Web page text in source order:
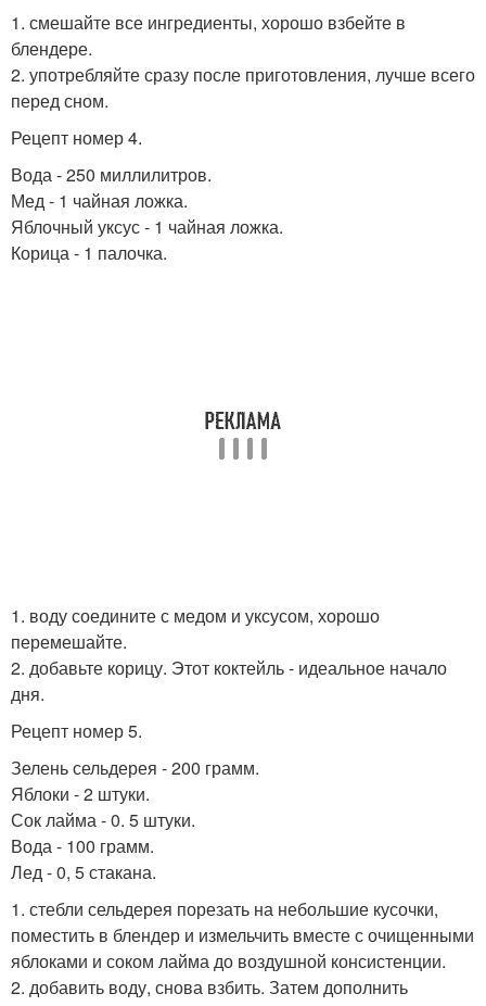
1. смешайте все ингредиенты, хорошо взбейте в
блендере.
2. употребляйте сразу после приготовления, лучше всего
перед сном.
Рецепт номер 4.
Вода - 250 миллилитров.
Мед - 1 чайная ложка.
Яблочный уксус - 1 чайная ложка.
Корица - 1 палочка.
1. воду соедините с медом и уксусом, хорошо
перемешайте.
2. добавьте корицу. Этот коктейль - идеальное начало
дня.
Рецепт номер 5.
Зелень сельдерея - 200 грамм.
Яблоки - 2 штуки.
Сок лайма - 0. 5 штуки.
Вода - 100 грамм.
Лед - 0, 5 стакана.
1. стебли сельдерея порезать на небольшие кусочки,
поместить в блендер и измельчить вместе с очищенными
яблоками и соком лайма до воздушной консистенции.
2. добавить воду, снова взбить. Затем дополнить